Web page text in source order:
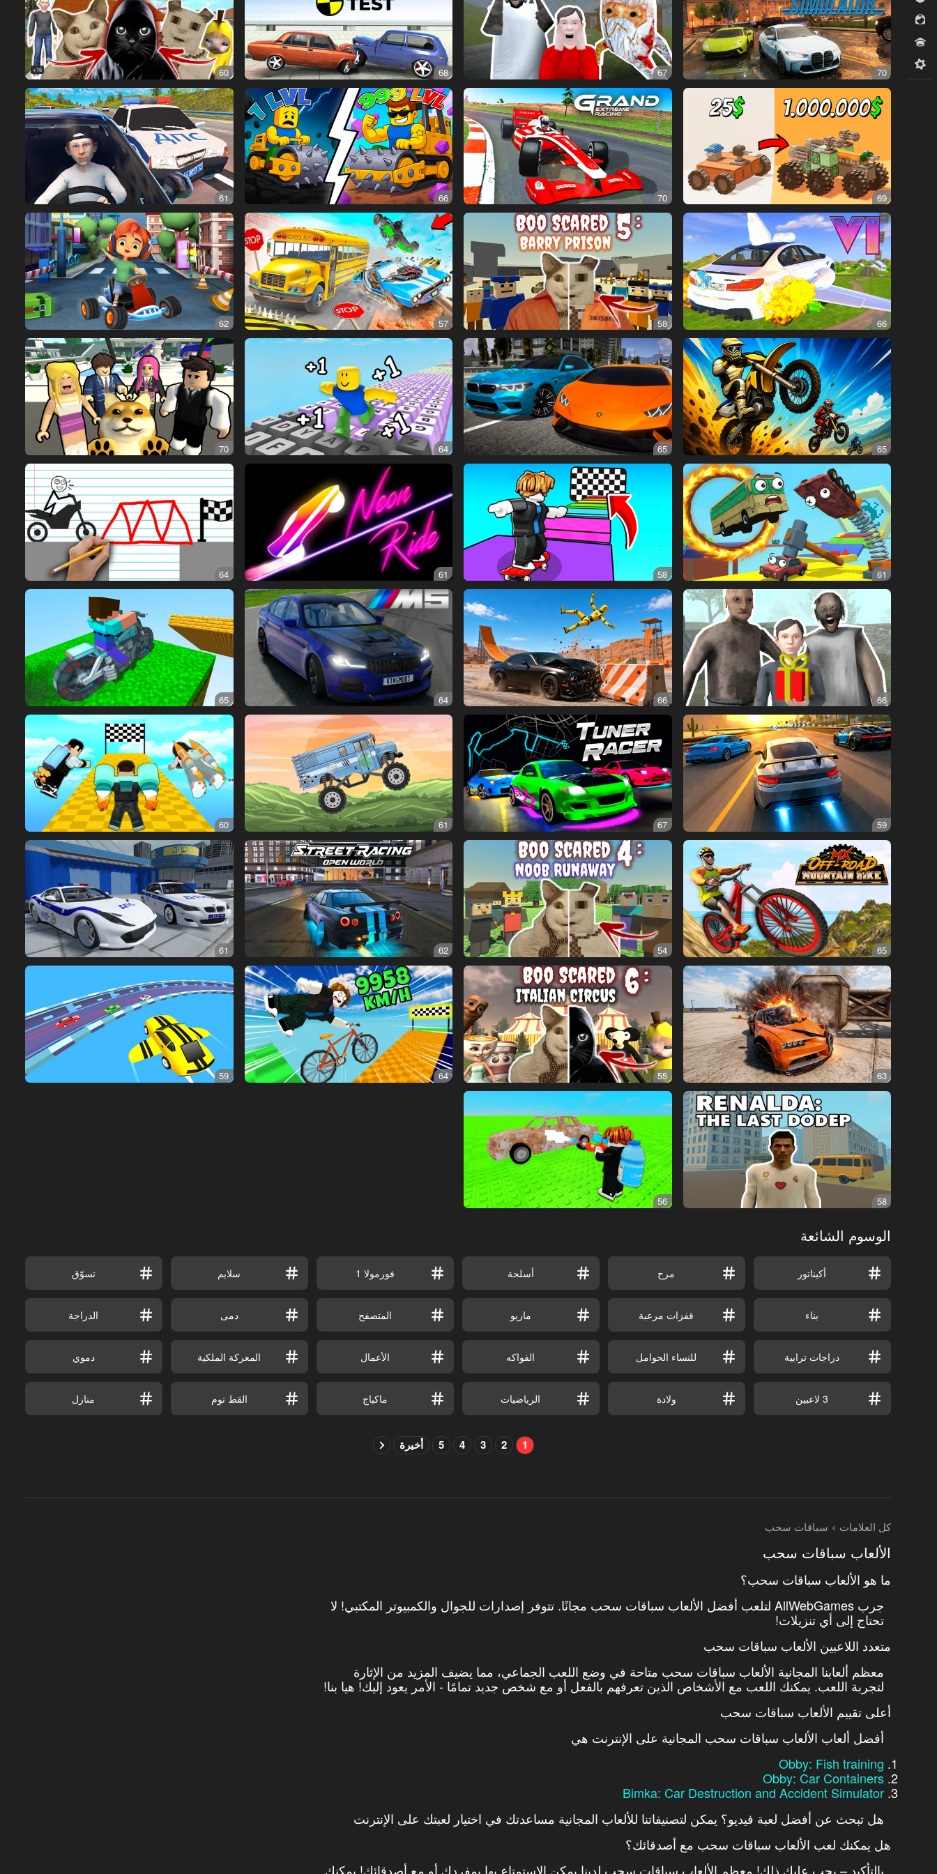
للبنات
مسابقات
ميدكور
70
67
68
60
16+
69
70
66
61
66
58
57
62
65
65
64
70
61
58
61
64
66
66
64
65
59
67
61
60
65
54
62
61
63
55
64
59
58
56
الوسوم الشائعة
أكيناتور مرح أسلحة فورمولا 1 سلايم تسوّق
بناء قفزات مرعبة ماريو المتصفح دمى الدراجة
دراجات ترابية للنساء الحوامل الفواكه الأعمال المعركة الملكية دموي
3 لاعبين ولادة الرياضيات ماكياج القط توم منازل
1
2
3
4
5 أخيرة
كل العلامات سباقات سحب
الألعاب سباقات سحب
ما هو الألعاب سباقات سحب؟
جرب AllWebGames لتلعب أفضل الألعاب سباقات سحب مجانًا. تتوفر إصدارات للجوال والكمبيوتر المكتبي! لا
تحتاج إلى أي تنزيلات!
متعدد اللاعبين الألعاب سباقات سحب
معظم ألعابنا المجانية الألعاب سباقات سحب متاحة في وضع اللعب الجماعي، مما يضيف المزيد من الإثارة
لتجربة اللعب. يمكنك اللعب مع الأشخاص الذين تعرفهم بالفعل أو مع شخص جديد تمامًا - الأمر يعود إليك! هيا بنا!
أعلى تقييم الألعاب سباقات سحب
أفضل ألعاب الألعاب سباقات سحب المجانية على الإنترنت هي
Obby: Fish training
Obby: Car Containers
Bimka: Car Destruction and Accident Simulator
هل تبحث عن أفضل لعبة فيديو؟ يمكن لتصنيفاتنا للألعاب المجانية مساعدتك في اختيار لعبتك على الإنترنت
هل يمكنك لعب الألعاب سباقات سحب مع أصدقائك؟
بالتأكيد – يجب عليك ذلك! معظم الألعاب سباقات سحب لدينا يمكن الاستمتاع بها بمفردك أو مع أصدقائك! يمكنك